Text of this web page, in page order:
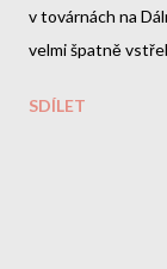
v továrnách na
velmi špatně
SDÍLET